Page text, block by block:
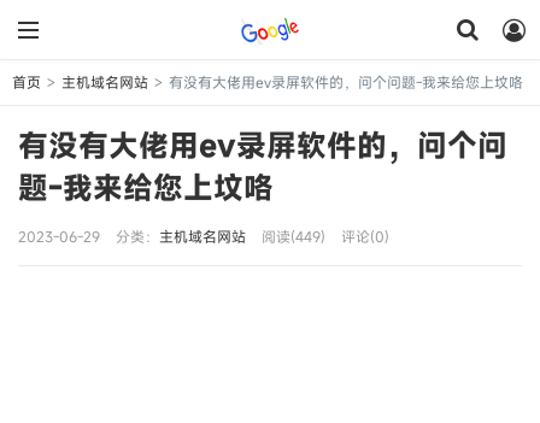
首页 > 主机域名网站 > 有没有大佬用ev录屏软件的，问个问题-我来给您上坟咯
有没有大佬用ev录屏软件的，问个问
题-我来给您上坟咯
2023-06-29 分类： 主机域名网站 阅读(449) 评论(0)